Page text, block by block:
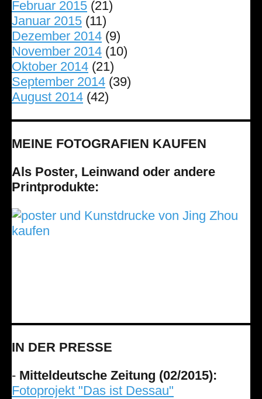
Februar 2015 (21)
Januar 2015 (11)
Dezember 2014 (9)
November 2014 (10)
Oktober 2014 (21)
September 2014 (39)
August 2014 (42)
MEINE FOTOGRAFIEN KAUFEN
Als Poster, Leinwand oder andere
Printprodukte:
IN DER PRESSE
- Mitteldeutsche Zeitung (02/2015):
Fotoprojekt "Das ist Dessau"